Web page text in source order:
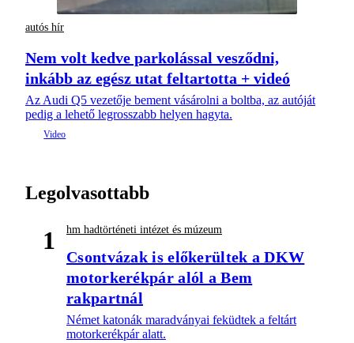
autós hír
Nem volt kedve parkolással vesződni,
inkább az egész utat feltartotta + videó
Az Audi Q5 vezetője bement vásárolni a boltba, az autóját
pedig a lehető legrosszabb helyen hagyta.
Legolvasottabb
1 hm hadtörténeti intézet és múzeum
Csontvázak is előkerültek a DKW
motorkerékpár alól a Bem
rakpartnál
Német katonák maradványai feküdtek a feltárt
motorkerékpár alatt.